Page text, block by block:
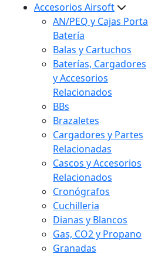
Accesorios Airsoft
AN/PEQ y Cajas Porta
Batería
Balas y Cartuchos
Baterías, Cargadores
y Accesorios
Relacionados
BBs
Brazaletes
Cargadores y Partes
Relacionadas
Cascos y Accesorios
Relacionados
Cronógrafos
Cuchilleria
Dianas y Blancos
Gas, CO2 y Propano
Granadas